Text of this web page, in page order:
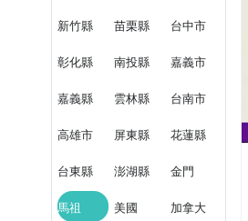
新竹縣 苗栗縣 台中市
彰化縣 南投縣 嘉義市
嘉義縣 雲林縣 台南市
高雄市 屏東縣 花蓮縣
台東縣 澎湖縣 金門
馬祖 美國 加拿大